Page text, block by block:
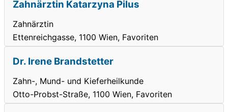
Zahnärztin Katarzyna Pilus
Zahnärztin
Ettenreichgasse, 1100 Wien, Favoriten
Dr. Irene Brandstetter
Zahn-, Mund- und Kieferheilkunde
Otto-Probst-Straße, 1100 Wien, Favoriten